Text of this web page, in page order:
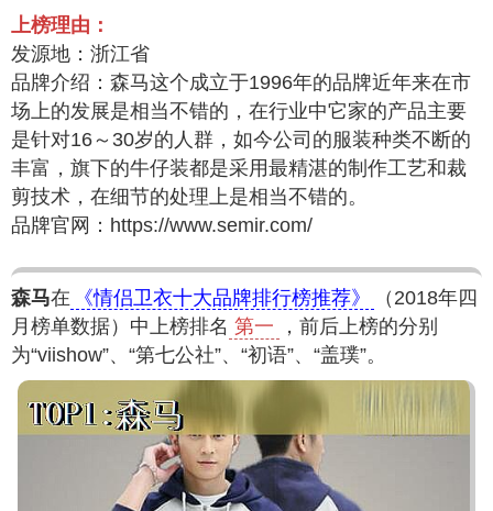
上榜理由：
发源地：浙江省
品牌介绍：森马这个成立于1996年的品牌近年来在市
场上的发展是相当不错的，在行业中它家的产品主要
是针对16～30岁的人群，如今公司的服装种类不断的
丰富，旗下的牛仔装都是采用最精湛的制作工艺和裁
剪技术，在细节的处理上是相当不错的。
品牌官网：https://www.semir.com/
森马在 《情侣卫衣十大品牌排行榜推荐》
（2018年四
月榜单数据）中上榜排名 第一
，前后上榜的分别
为“viishow”、“第七公社”、“初语”、“盖璞”。